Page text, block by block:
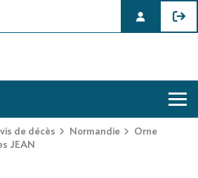
DE JEAN YVES JEAN
de décès Normandie
Orne
JEAN